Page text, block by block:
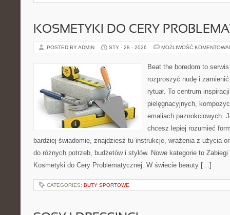
KOSMETYKI DO CERY
POSTED BY ADMIN STY - 28 - 2026 MOŻLIWOŚĆ
Beat the boredom to
rozproszyć nudę i
rytuał. To centrum
pielęgnacyjnych,
emaliach paznokciowych.
chcesz lepiej rozumieć
bardziej świadomie, znajdziesz tu instrukcje, wrażenia z użycia
do różnych potrzeb, budżetów i stylów. Nowe kategorie to
Kosmetyki do Cery Problematycznej. W świecie beauty […]
CATEGORIES: BUTY SPORTOWE